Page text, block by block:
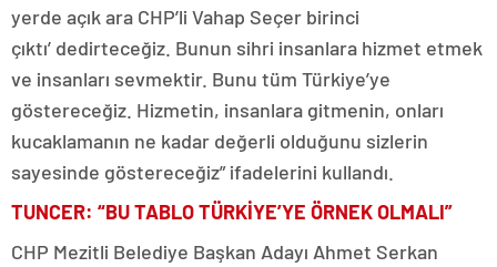
yerde açık ara CHP’li Vahap Seçer birinci
çıktı’ dedirteceğiz. Bunun sihri insanlara hizmet etmek
ve insanları sevmektir. Bunu tüm Türkiye’ye
göstereceğiz. Hizmetin, insanlara gitmenin, onları
kucaklamanın ne kadar değerli olduğunu sizlerin
sayesinde göstereceğiz” ifadelerini kullandı.
TUNCER: “BU TABLO TÜRKİYE’YE ÖRNEK OLMALI”
CHP Mezitli Belediye Başkan Adayı Ahmet Serkan